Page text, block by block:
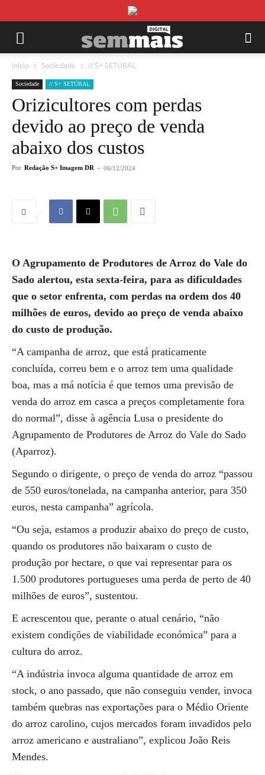
Início Sociedade // S+ SETÚBAL
Sociedade // S+ SETÚBAL
Orizicultores com perdas
devido ao preço de venda
abaixo dos custos
Por Redação S+ Imagem DR - 06/12/2024
O Agrupamento de Produtores de Arroz do Vale do
Sado alertou, esta sexta-feira, para as dificuldades
que o setor enfrenta, com perdas na ordem dos 40
milhões de euros, devido ao preço de venda abaixo
do custo de produção.
“A campanha de arroz, que está praticamente
concluída, correu bem e o arroz tem uma qualidade
boa, mas a má notícia é que temos uma previsão de
venda do arroz em casca a preços completamente fora
do normal”, disse à agência Lusa o presidente do
Agrupamento de Produtores de Arroz do Vale do Sado
(Aparroz).
Segundo o dirigente, o preço de venda do arroz “passou
de 550 euros/tonelada, na campanha anterior, para 350
euros, nesta campanha” agrícola.
“Ou seja, estamos a produzir abaixo do preço de custo,
quando os produtores não baixaram o custo de
produção por hectare, o que vai representar para os
1.500 produtores portugueses uma perda de perto de 40
milhões de euros”, sustentou.
E acrescentou que, perante o atual cenário, “não
existem condições de viabilidade económica” para a
cultura do arroz.
“A indústria invoca alguma quantidade de arroz em
stock, o ano passado, que não conseguiu vender, invoca
também quebras nas exportações para o Médio Oriente
do arroz carolino, cujos mercados foram invadidos pelo
arroz americano e australiano”, explicou João Reis
Mendes.